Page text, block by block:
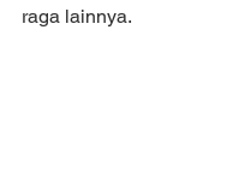
raga lainnya.